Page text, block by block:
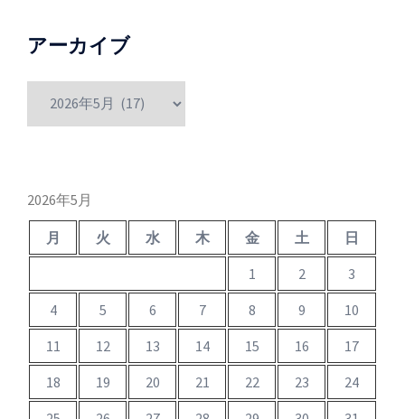
アーカイブ
2026年5月
月 火 水 木 金 土
日
1
2
3
4
5 6 7 8 9
10
11
12 13 14 15 16
17
18
19 20 21 22 23
24